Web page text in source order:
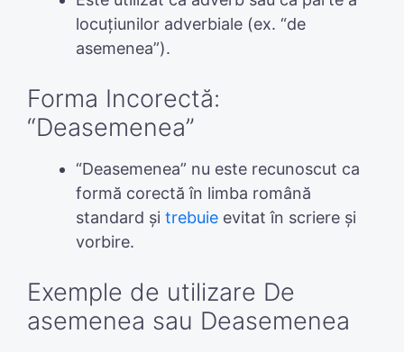
locuțiunilor adverbiale (ex. “de
asemenea”).
Forma Incorectă:
“Deasemenea”
“Deasemenea” nu este recunoscut ca
formă corectă în limba română
standard și trebuie evitat în scriere și
vorbire.
Exemple de utilizare De
asemenea sau Deasemenea